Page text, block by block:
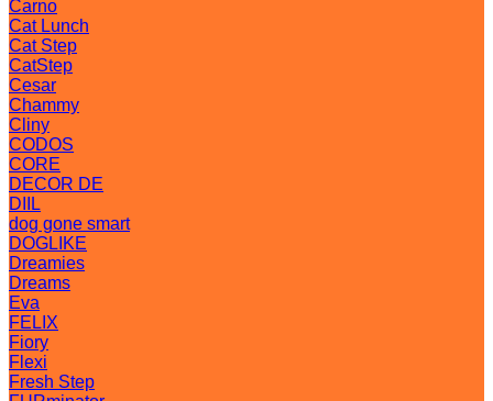
Carno
Cat Lunch
Cat Step
CatStep
Cesar
Chammy
Cliny
CODOS
CORE
DECOR DE
DIIL
dog gone smart
DOGLIKE
Dreamies
Dreams
Eva
FELIX
Fiory
Flexi
Fresh Step